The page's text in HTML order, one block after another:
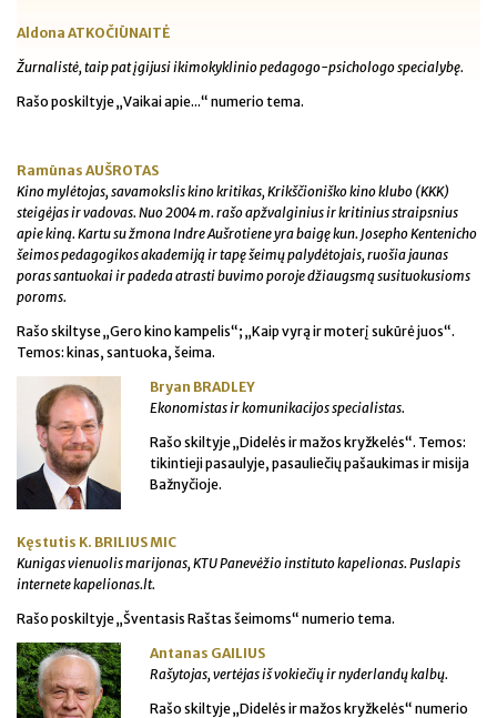
Aldona ATKOČIŪNAITĖ
Žurnalistė, taip pat įgijusi ikimokyklinio pedagogo-psichologo specialybę.
Rašo poskiltyje „Vaikai apie...“ numerio tema.
Ramūnas AUŠROTAS
Kino mylėtojas, savamokslis kino kritikas, Krikščioniško kino klubo (KKK)
steigėjas ir vadovas. Nuo 2004 m. rašo apžvalginius ir kritinius straipsnius
apie kiną. Kartu su žmona Indre Aušrotiene yra baigę kun. Josepho Kentenicho
šeimos pedagogikos akademiją ir tapę šeimų palydėtojais, ruošia jaunas
poras santuokai ir padeda atrasti buvimo poroje džiaugsmą susituokusioms
poroms.
Rašo skiltyse „Gero kino kampelis“; „Kaip vyrą ir moterį sukūrė juos“.
Temos: kinas, santuoka, šeima.
Bryan BRADLEY
Ekonomistas ir komunikacijos specialistas.
Rašo skiltyje „Didelės ir mažos kryžkelės“. Temos:
tikintieji pasaulyje, pasauliečių pašaukimas ir misija
Bažnyčioje.
Kęstutis K. BRILIUS MIC
Kunigas vienuolis marijonas, KTU Panevėžio instituto kapelionas. Puslapis
internete kapelionas.lt.
Rašo poskiltyje „Šventasis Raštas šeimoms“ numerio tema.
Antanas GAILIUS
Rašytojas, vertėjas iš vokiečių ir nyderlandų kalbų.
Rašo skiltyje „Didelės ir mažos kryžkelės“ numerio